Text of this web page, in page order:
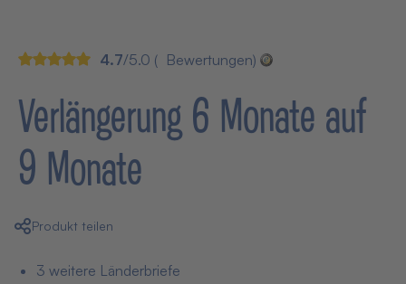
4.7/5.0 ( Bewertungen)
Verlängerung 6 Monate auf
9 Monate
Produkt teilen
3 weitere Länderbriefe